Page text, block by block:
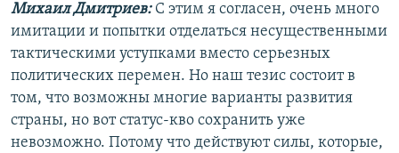
Михаил Дмитриев:С этим я согласен, очень много
имитации и попытки отделаться несущественными
тактическими уступками вместо серьезных
политических перемен. Но наш тезис состоит в
том, что возможны многие варианты развития
страны, но вот статус-кво сохранить уже
невозможно. Потому что действуют силы, которые,